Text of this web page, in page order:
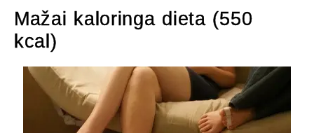
Mažai kaloringa dieta (550
kcal)